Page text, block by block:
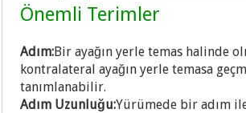
Önemli Terimler
Adım:Bir ayağın yerle temas halinde
kontralateral ayağın yerle temasa
tanımlanabilir.
Adım Uzunluğu:Yürümede bir adım